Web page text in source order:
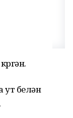
ут белән